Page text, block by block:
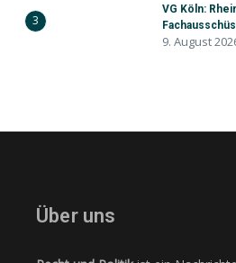
3
VG Köln:
9. August
Über uns